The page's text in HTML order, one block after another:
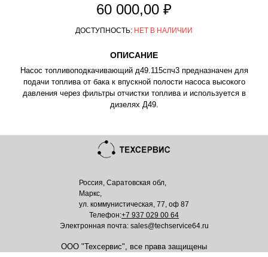
60 000,00 ₽
ДОСТУПНОСТЬ: НЕТ В НАЛИЧИИ
ОПИСАНИЕ
Насос топливоподкачивающий д49.115спч3 предназначен для
подачи топлива от бака к впускной полости насоса высокого
давления через фильтры отчистки топлива и используется в
дизелях Д49.
Россия, Саратовская обл,
Маркс,
ул. коммунистическая, 77, оф 87
Телефон:+7 937 029 00 64
Электронная почта: sales@techservice64.ru
ООО "Техсервис", все права защищены